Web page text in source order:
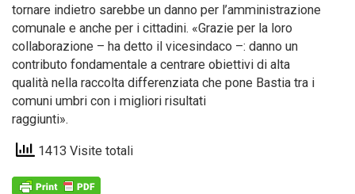
tornare indietro sarebbe un danno per l’amministrazione
comunale e anche per i cittadini. «Grazie per la loro
collaborazione – ha detto il vicesindaco –: danno un
contributo fondamentale a centrare obiettivi di alta
qualità nella raccolta differenziata che pone Bastia tra i
comuni umbri con i migliori risultati
raggiunti».
1413 Visite totali